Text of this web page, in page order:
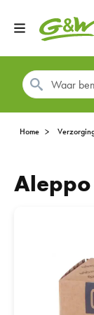
Home
Aleppo